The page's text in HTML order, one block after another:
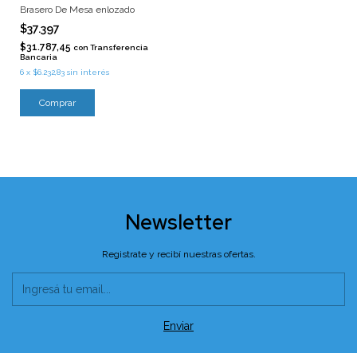
Brasero De Mesa enlozado
$37.397
$31.787,45 con Transferencia
Bancaria
6 x $6.232,83 sin interés
Newsletter
Registrate y recibí nuestras ofertas.